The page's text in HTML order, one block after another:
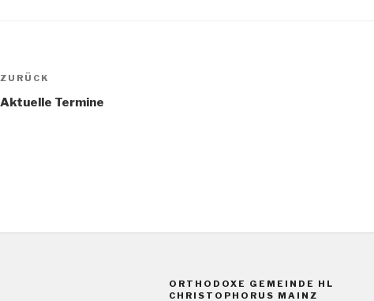
Beitragsnavigation
Vorheriger
Beitrag
ZURÜCK
Aktuelle Termine
ORTHODOXE GEMEINDE HL
CHRISTOPHORUS MAINZ